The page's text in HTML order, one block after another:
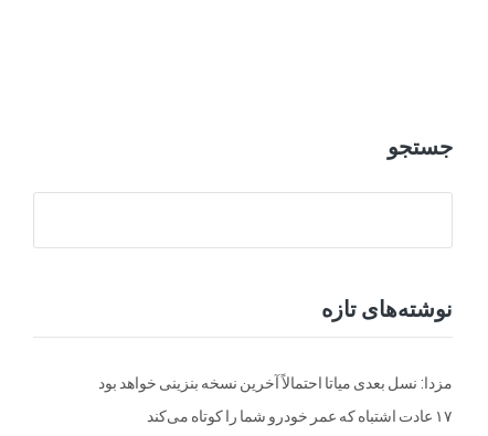
جستجو
نوشته‌های تازه
مزدا: نسل بعدی میاتا احتمالاً آخرین نسخه بنزینی خواهد بود
۱۷ عادت اشتباه که عمر خودرو شما را کوتاه می‌کند